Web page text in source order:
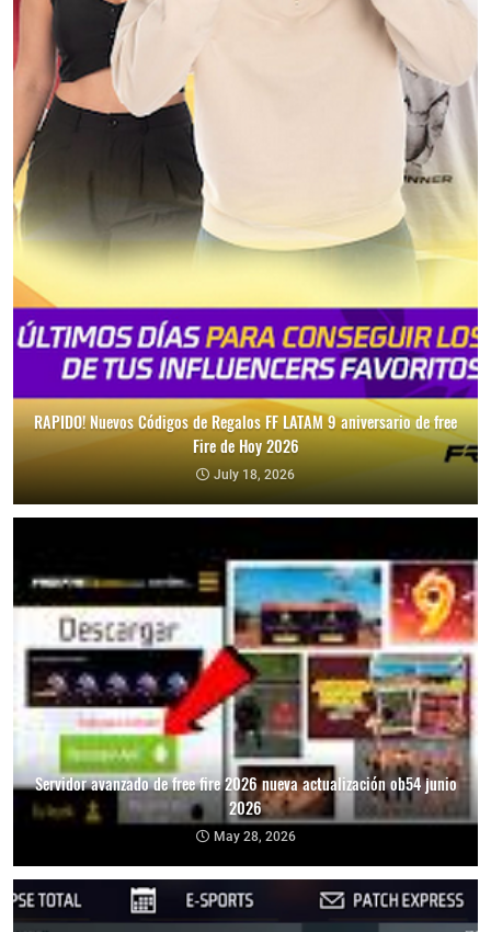
RAPIDO! Nuevos Códigos de Regalos FF LATAM 9 aniversario de free
Fire de Hoy 2026
July 18, 2026
Servidor avanzado de free fire 2026 nueva actualización ob54 junio
2026
May 28, 2026